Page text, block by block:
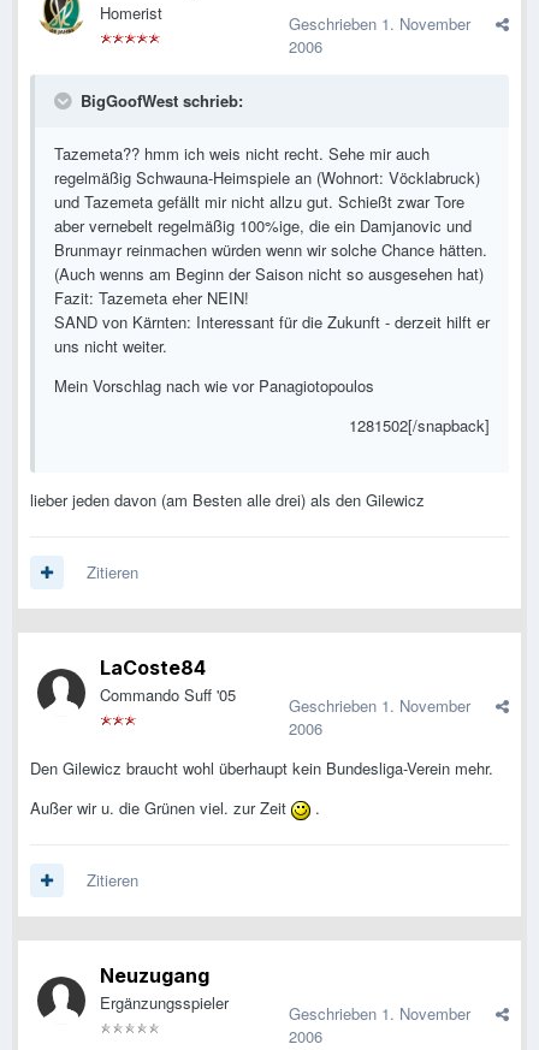
Homerist Geschrieben 1. November
2006
BigGoofWest schrieb:
Tazemeta?? hmm ich weis nicht recht. Sehe mir auch
regelmäßig Schwauna-Heimspiele an (Wohnort: Vöcklabruck)
und Tazemeta gefällt mir nicht allzu gut. Schießt zwar Tore
aber vernebelt regelmäßig 100%ige, die ein Damjanovic und
Brunmayr reinmachen würden wenn wir solche Chance hätten.
(Auch wenns am Beginn der Saison nicht so ausgesehen hat)
Fazit: Tazemeta eher NEIN!
SAND von Kärnten: Interessant für die Zukunft - derzeit hilft er
uns nicht weiter.
Mein Vorschlag nach wie vor Panagiotopoulos
1281502[/snapback]
lieber jeden davon (am Besten alle drei) als den Gilewicz
Zitieren
LaCoste84
Commando Suff '05 Geschrieben 1. November
2006
Den Gilewicz braucht wohl überhaupt kein Bundesliga-Verein mehr.
Außer wir u. die Grünen viel. zur Zeit
.
Zitieren
Neuzugang
Ergänzungsspieler Geschrieben 1. November
2006